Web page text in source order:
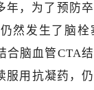
年，为了预防
然发生了脑
合脑血管CTA
用抗凝药，